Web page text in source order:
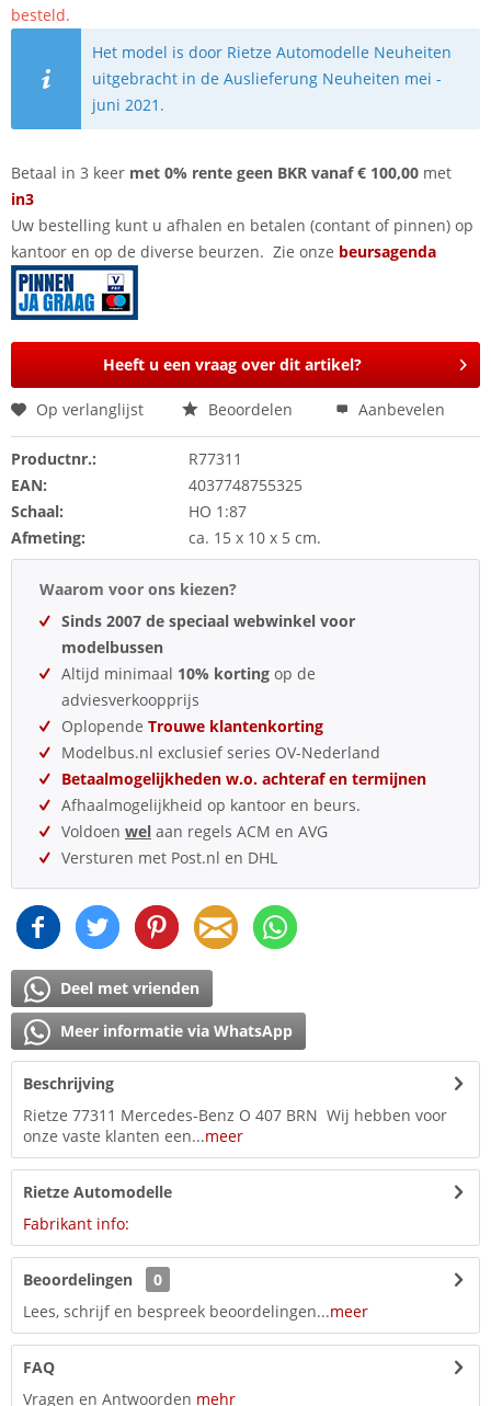
besteld.
Het model is door Rietze Automodelle Neuheiten
uitgebracht in de Auslieferung Neuheiten mei -
juni 2021.
Betaal in 3 keer met 0% rente geen BKR vanaf € 100,00 met
in3
Uw bestelling kunt u afhalen en betalen (contant of pinnen) op
kantoor en op de diverse beurzen. Zie onze beursagenda
Heeft u een vraag over dit artikel?
Op verlanglijst Beoordelen Aanbevelen
Productnr.:
R77311
EAN:
4037748755325
Schaal:
HO 1:87
Afmeting:
ca. 15 x 10 x 5 cm.
Waarom voor ons kiezen?
Sinds 2007 de speciaal webwinkel voor
modelbussen
Altijd minimaal 10% korting op de
adviesverkoopprijs
Oplopende Trouwe klantenkorting
Modelbus.nl exclusief series OV-Nederland
Betaalmogelijkheden w.o. achteraf en termijnen
Afhaalmogelijkheid op kantoor en beurs.
Voldoen wel aan regels ACM en AVG
Versturen met Post.nl en DHL
Deel met vrienden
Meer informatie via WhatsApp
Beschrijving
Rietze 77311 Mercedes-Benz O 407 BRN Wij hebben voor
onze vaste klanten een...meer
Rietze Automodelle
Fabrikant info:
Beoordelingen
0
Lees, schrijf en bespreek beoordelingen...meer
FAQ
Vragen en Antwoorden mehr